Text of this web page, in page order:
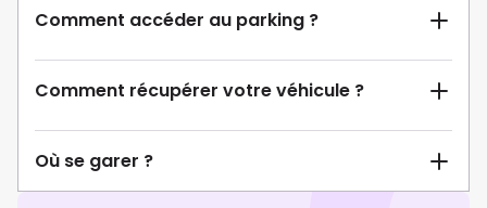
Comment accéder au parking ?
Comment récupérer votre véhicule ?
Où se garer ?